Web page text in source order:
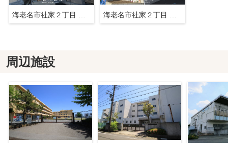
海老名市社家２丁目 新築戸建て 全3棟【仲介手数料無料】 海老名市社家２丁目 新築戸建て 全3棟【仲介手数料無料】
周辺施設